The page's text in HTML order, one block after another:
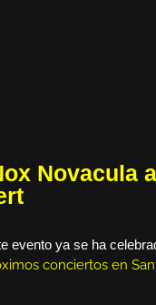
Novacula
evento ya se ha
conciertos en